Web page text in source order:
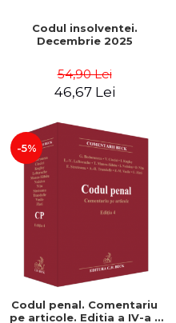
Codul insolventei.
Decembrie 2025
54,90 Lei
46,67 Lei
-5%
Codul penal. Comentariu
pe articole. Editia a IV-a -